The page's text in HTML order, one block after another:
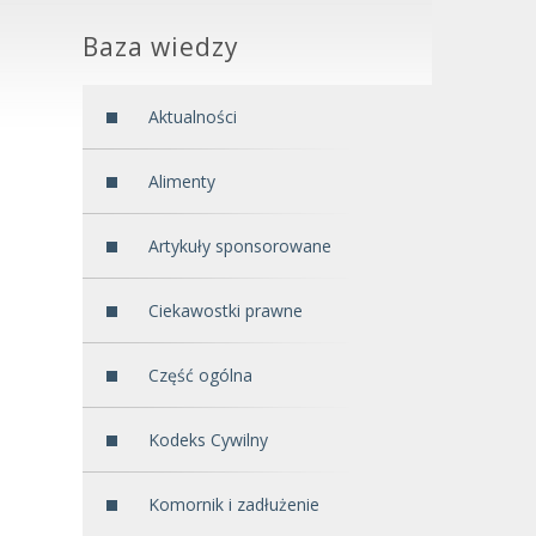
Baza wiedzy
Aktualności
Alimenty
Artykuły sponsorowane
Ciekawostki prawne
Część ogólna
Kodeks Cywilny
Komornik i zadłużenie